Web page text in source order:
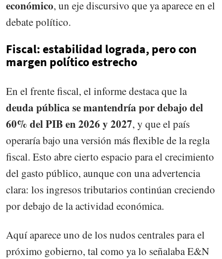
económico, un eje discursivo que ya aparece en el
debate político.
Fiscal: estabilidad lograda, pero con
margen político estrecho
En el frente fiscal, el informe destaca que la
deuda pública se mantendría por debajo del
60% del PIB en 2026 y 2027, y que el país
operaría bajo una versión más flexible de la regla
fiscal. Esto abre cierto espacio para el crecimiento
del gasto público, aunque con una advertencia
clara: los ingresos tributarios continúan creciendo
por debajo de la actividad económica.
Aquí aparece uno de los nudos centrales para el
próximo gobierno, tal como ya lo señalaba E&N